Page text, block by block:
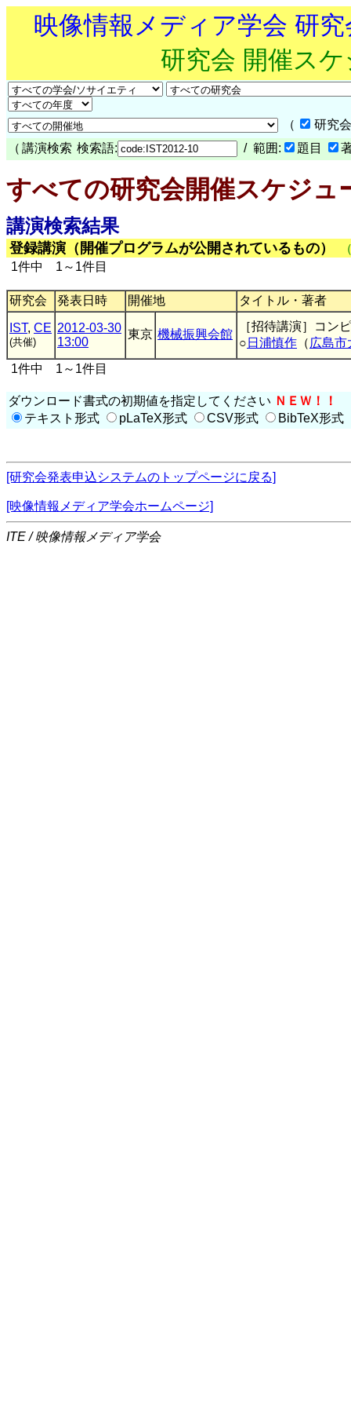
映像情報メディア学会 研
研究会 開催ス
（
研究
（ 講演検索 検索語: / 範囲: 題目
すべての研究会開催スケジュ
講演検索結果
登録講演（開催プログラムが公開されているもの）
1件中 1～1件目
研究会 発表日時 開催地 タイトル・著者
IST, CE
(共催)
2012-03-30
13:00
東京 機械振興会館
［招待講演］コン
○ 日浦慎作 （ 広島市
1件中 1～1件目
ダウンロード書式の初期値を指定してください ＮＥＷ！！
テキスト形式
pLaTeX形式 CSV形式 BibTeX形式
[研究会発表申込システムのトップページに戻る]
[映像情報メディア学会ホームページ]
ITE / 映像情報メディア学会